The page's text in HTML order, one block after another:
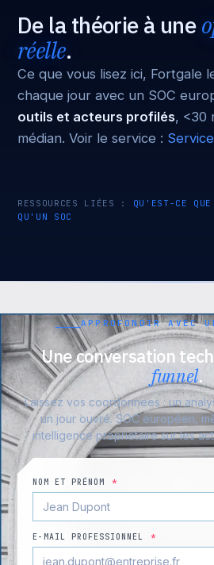
De la théorie à une
réelle.
Ce que vous lisez ici, Fortgale
chaque jour avec un SOC
outils et acteurs profilés, <30
médian. Voir le service :
RESSOURCES LIÉES : QU'EST-CE
QU'UN SOC
APPROFONDIR AVEC
Une conversation
funnel.
Laissez vos coordonnées : un
un jour ouvré. SOC européen,
intelligence propriétaire sur les
NOM ET PRÉNOM *
E-MAIL PROFESSIONNEL *